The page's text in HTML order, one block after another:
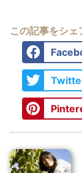
この記事をシェ